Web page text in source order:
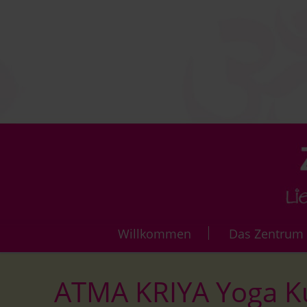
Navigation
überspringen
Willkommen
Das Zentrum
Über
ATMA KRIYA Yoga